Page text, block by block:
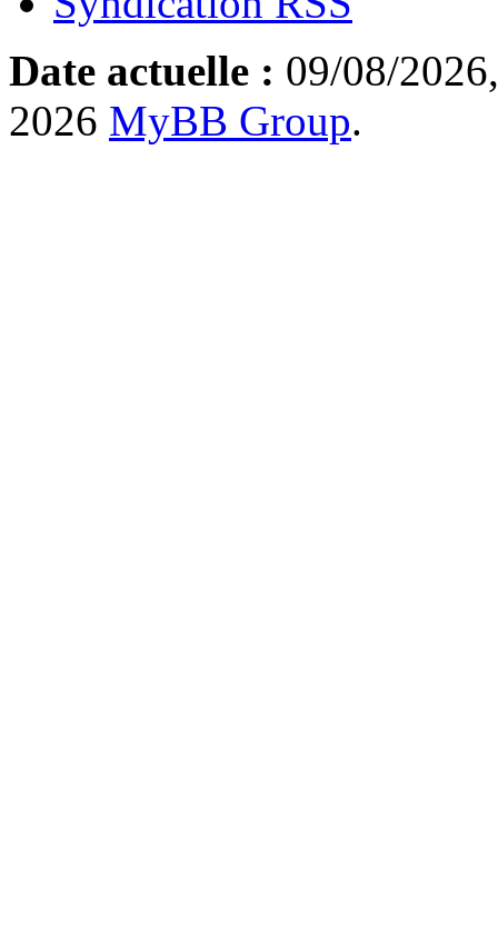
Date actuelle : 09/08/
2026 MyBB Group.